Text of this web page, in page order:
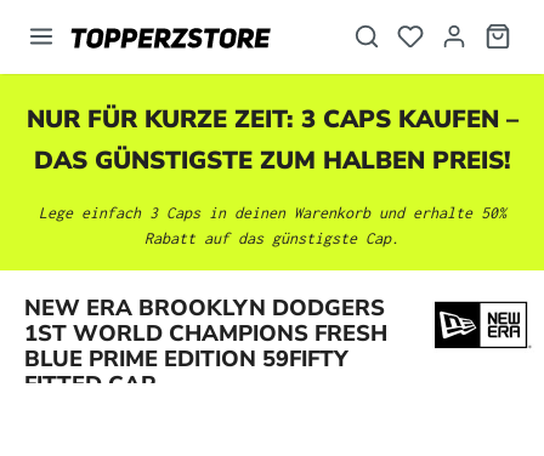
springen
NUR FÜR KURZE ZEIT: 3 CAPS KAUFEN –
DAS GÜNSTIGSTE ZUM HALBEN PREIS!
Lege einfach 3 Caps in deinen Warenkorb und erhalte 50%
Rabatt auf das günstigste Cap.
NEW ERA BROOKLYN DODGERS
1ST WORLD CHAMPIONS FRESH
BLUE PRIME EDITION 59FIFTY
FITTED CAP
Bildergalerie überspringen